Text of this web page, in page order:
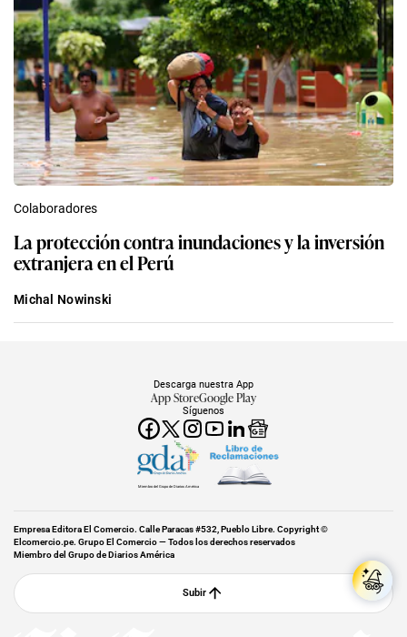
Colaboradores
La protección contra inundaciones y la inversión
extranjera en el Perú
Michal Nowinski
Síguenos
Descarga nuestra App
App StoreGoogle Play
Miembro del Grupo de Diarios América
Empresa Editora El Comercio. Calle Paracas #532, Pueblo Libre. Copyright ©
Elcomercio.pe. Grupo El Comercio — Todos los derechos reservados
Miembro del Grupo de Diarios América
Subir